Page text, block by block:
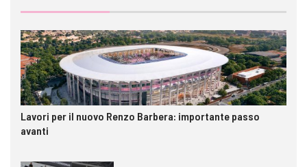
Lavori per il nuovo Renzo Barbera: importante passo
avanti